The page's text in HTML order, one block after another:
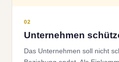
02
Unternehmen
Das Unternehmen soll nicht